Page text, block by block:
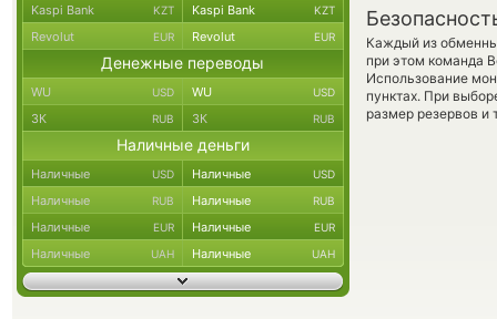
Каждый из
при этом команда
Использование
пунктах. При
размер резервов и
Kaspi Bank KZT Kaspi Bank KZT
Revolut EUR Revolut EUR
Денежные переводы
WU USD WU USD
ЗК RUB ЗК RUB
Наличные деньги
Наличные USD Наличные USD
Наличные RUB Наличные RUB
Наличные EUR Наличные EUR
Наличные UAH Наличные UAH